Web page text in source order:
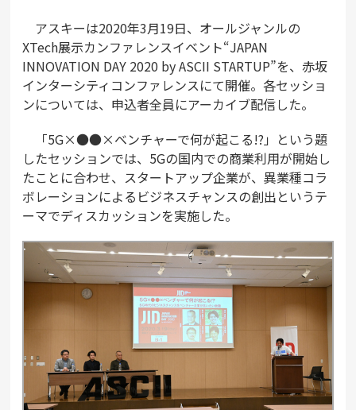
アスキーは2020年3月19日、オールジャンルの
XTech展示カンファレンスイベント“JAPAN
INNOVATION DAY 2020 by ASCII STARTUP”を、赤坂
インターシティコンファレンスにて開催。各セッショ
ンについては、申込者全員にアーカイブ配信した。
「5G×●●×ベンチャーで何が起こる!?」という題
したセッションでは、5Gの国内での商業利用が開始し
たことに合わせ、スタートアップ企業が、異業種コラ
ボレーションによるビジネスチャンスの創出というテ
ーマでディスカッションを実施した。